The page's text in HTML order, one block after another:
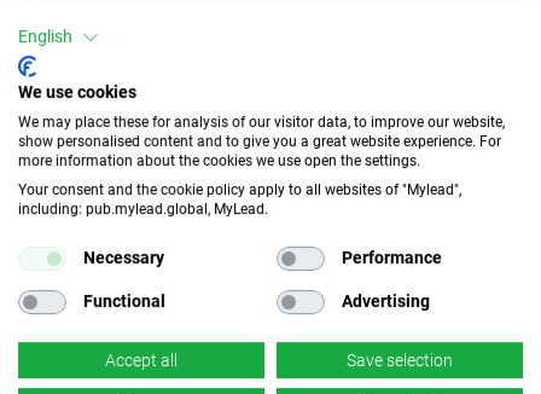
Attribute
||Geräte||
Mobile Geräte
Desktop Tablet
Unerlaubter
k.A.
k.A.
×Nein
English
We use cookies
We may place these for analysis of our visitor data, to improve our website,
show personalised content and to give you a great website experience. For
more information about the cookies we use open the settings.
Your consent and the cookie policy apply to all websites of "Mylead",
including: pub.mylead.global, MyLead.
Necessary Performance
Functional Advertising
Accept all Save selection